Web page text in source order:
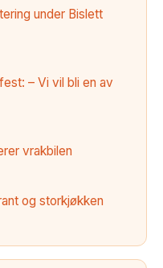
under Bislett
– Vi vil bli en av
vrakbilen
og storkjøkken